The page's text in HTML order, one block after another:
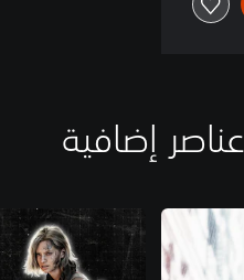
عناصر إضافية